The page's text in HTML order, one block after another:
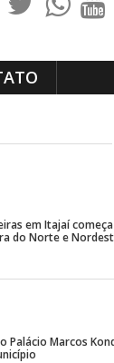
em Itajaí
do Norte e
Palácio Marcos